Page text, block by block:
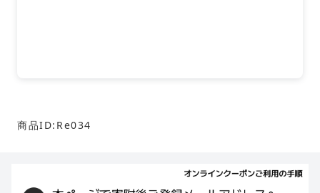
商品ID:Re034